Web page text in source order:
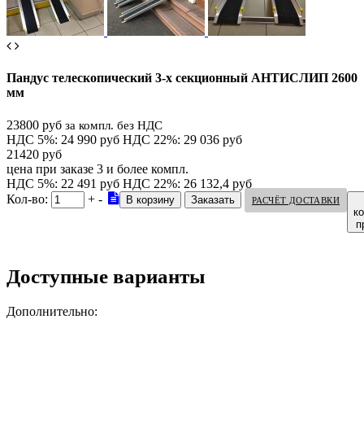
Пандус телескопический 3-х секционный АНТИСЛИП 2600
мм
23800 руб за компл. без НДС
НДС 5%: 24 990 руб НДС 22%: 29 036 руб
21420 руб
цена при заказе 3 и более компл.
НДС 5%: 22 491 руб НДС 22%: 26 132,4 руб
Кол-во:
+ - РАСЧЁТ ДОСТАВКИ
Доступные варианты
Дополнительно: